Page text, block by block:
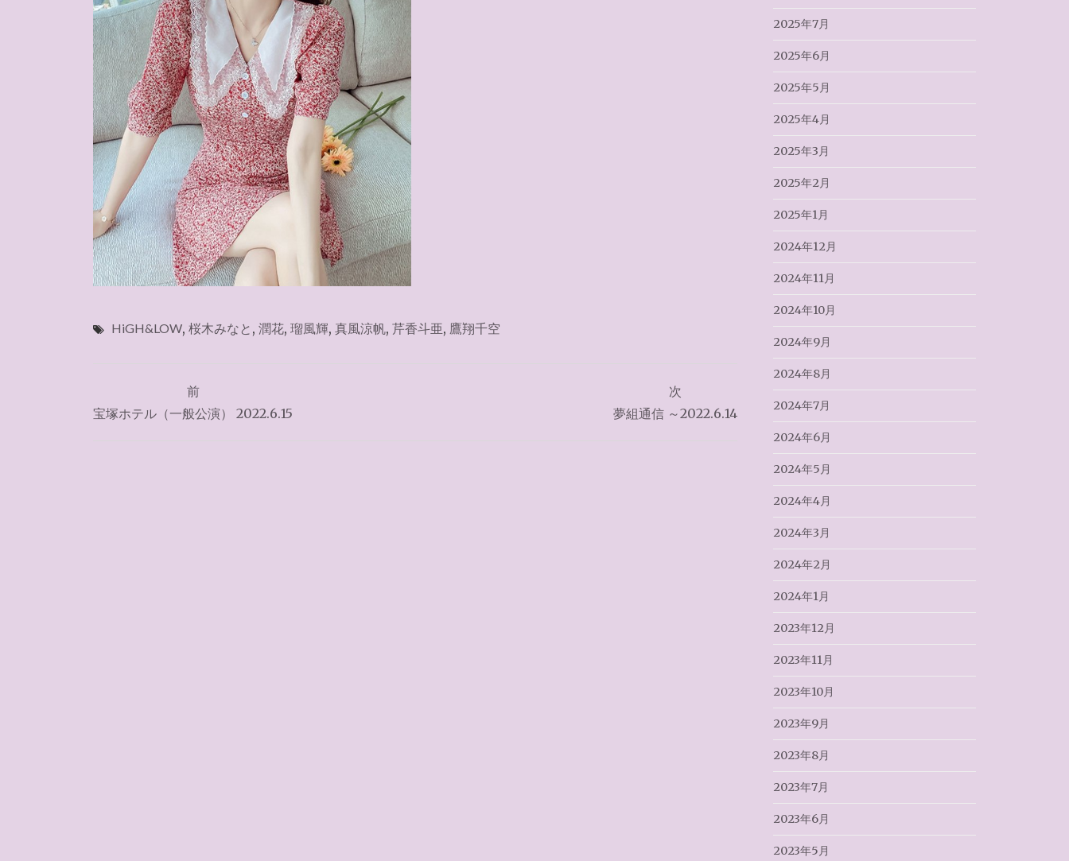
HiGH&LOW, 桜木みなと , 潤花, 瑠風輝, 真風涼帆, 芹香斗亜, 鷹翔千空
稿
前
宝塚ホテル（一般公演） 2022.6.15
次
夢組通信 ～2022.6.14
2025年7月
2025年6月
2025年5月
2025年4月
2025年3月
2025年2月
2025年1月
2024年12月
2024年11月
2024年10月
2024年9月
2024年8月
2024年7月
2024年6月
2024年5月
2024年4月
2024年3月
2024年2月
2024年1月
2023年12月
2023年11月
2023年10月
2023年9月
2023年8月
2023年7月
2023年6月
2023年5月